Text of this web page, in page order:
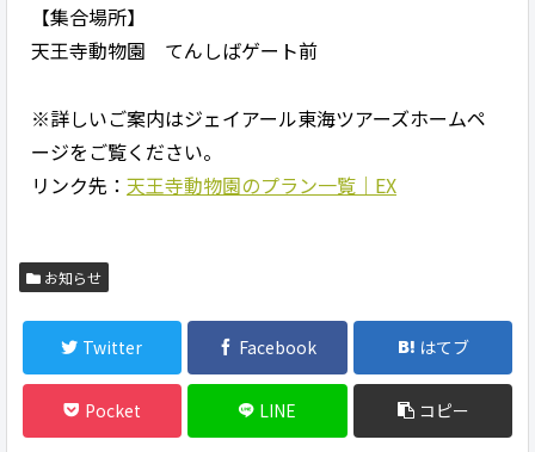
【集合場所】
天王寺動物園 てんしばゲート前
※詳しいご案内はジェイアール東海ツアーズホームペ
ージをご覧ください。
リンク先： 天王寺動物園のプラン一覧｜EX
お知らせ
Twitter Facebook はてブ
Pocket LINE コピー